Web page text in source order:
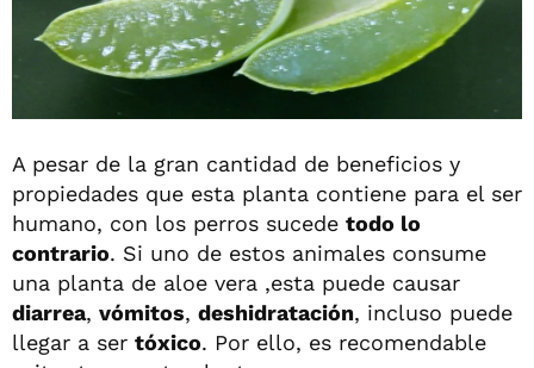
A pesar de la gran cantidad de beneficios y
propiedades que esta planta contiene para el ser
humano, con los perros sucede todo lo
contrario. Si uno de estos animales consume
una planta de aloe vera ,esta puede causar
diarrea, vómitos, deshidratación, incluso puede
llegar a ser tóxico. Por ello, es recomendable